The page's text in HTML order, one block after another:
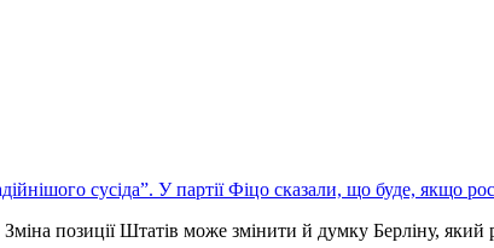
сусіда”. У партії Фіцо сказали, що буде, якщо
позиції Штатів може змінити й думку Берліну,